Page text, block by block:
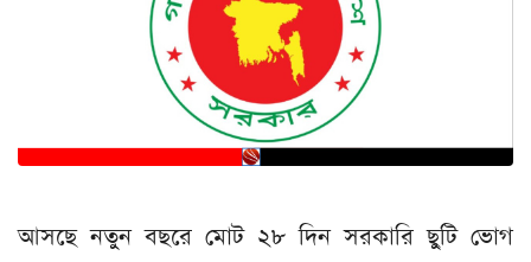
আসছে নতুন বছরে মোট ২৮ দিন সরকারি ছুটি ভোগ